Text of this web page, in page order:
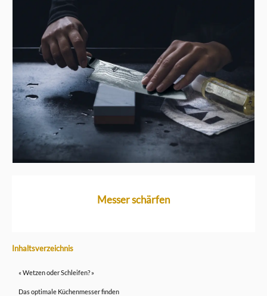
Messer schärfen
Inhaltsverzeichnis
« Wetzen oder Schleifen? »
Das optimale Küchenmesser finden